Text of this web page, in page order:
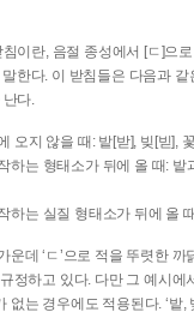
침이란, 음절 종성에서 [ㄷ]으
말한다. 이 받침들은 다음과 같
난다.
오지 않을 때: 밭[받], 빚[빋],
하는 형태소가 뒤에 올 때: 밭
하는 실질 형태소가 뒤에 올
운데 ‘ㄷ’으로 적을 뚜렷한 까
규정하고 있다. 다만 그 예시
없는 경우에도 적용된다. ‘밭,